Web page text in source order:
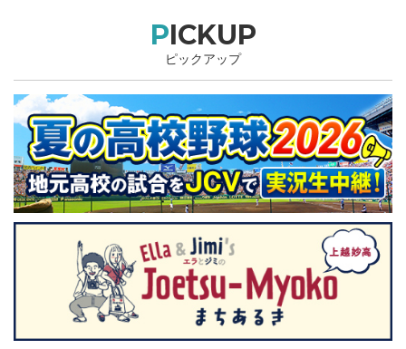
PICKUP
ピックアップ